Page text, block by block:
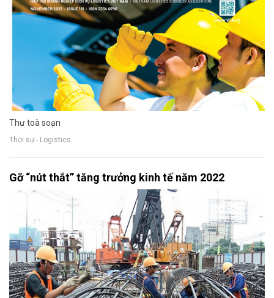
Thư toà soạn
Thời sự - Logistics
Gỡ “nút thắt” tăng trưởng kinh tế năm 2022